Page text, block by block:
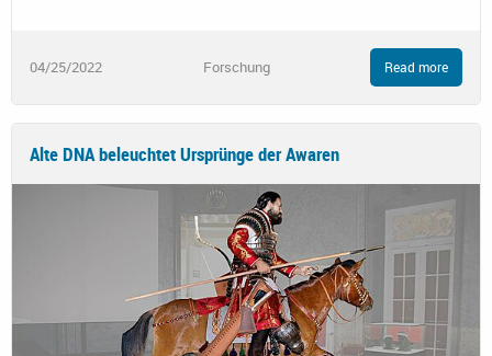
04/25/2022 Forschung Read more
Alte DNA beleuchtet Ursprünge der Awaren